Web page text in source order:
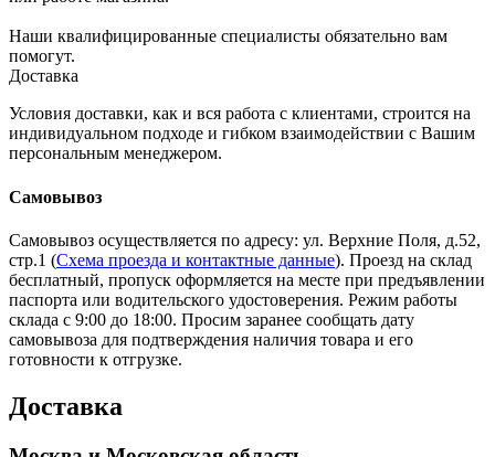
Наши квалифицированные специалисты обязательно вам
помогут.
Доставка
Условия доставки, как и вся работа с клиентами, строится на
индивидуальном подходе и гибком взаимодействии с Вашим
персональным менеджером.
Самовывоз
Самовывоз осуществляется по адресу: ул. Верхние Поля, д.52,
стр.1 (Схема проезда и контактные данные). Проезд на склад
бесплатный, пропуск оформляется на месте при предъявлении
паспорта или водительского удостоверения. Режим работы
склада с 9:00 до 18:00. Просим заранее сообщать дату
самовывоза для подтверждения наличия товара и его
готовности к отгрузке.
Доставка